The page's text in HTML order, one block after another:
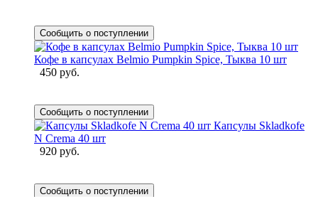
Сообщить о поступлении
Кофе в капсулах Belmio Pumpkin Spice, Тыква 10 шт
450 руб.
Сообщить о поступлении
Капсулы Skladkofe
N Crema 40 шт
920 руб.
Сообщить о поступлении